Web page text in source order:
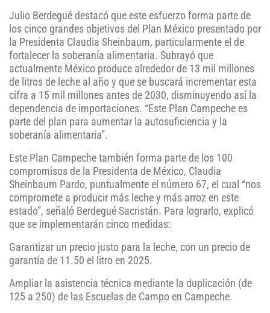
Julio Berdegué destacó que este esfuerzo forma parte de
los cinco grandes objetivos del Plan México presentado por
la Presidenta Claudia Sheinbaum, particularmente el de
fortalecer la soberanía alimentaria. Subrayó que
actualmente México produce alrededor de 13 mil millones
de litros de leche al año y que se buscará incrementar esta
cifra a 15 mil millones antes de 2030, disminuyendo así la
dependencia de importaciones. “Este Plan Campeche es
parte del plan para aumentar la autosuficiencia y la
soberanía alimentaria”.
Este Plan Campeche también forma parte de los 100
compromisos de la Presidenta de México, Claudia
Sheinbaum Pardo, puntualmente el número 67, el cual “nos
compromete a producir más leche y más arroz en este
estado”, señaló Berdegué Sacristán. Para lograrlo, explicó
que se implementarán cinco medidas:
Garantizar un precio justo para la leche, con un precio de
garantía de 11.50 el litro en 2025.
Ampliar la asistencia técnica mediante la duplicación (de
125 a 250) de las Escuelas de Campo en Campeche.